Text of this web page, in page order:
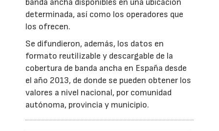
banda ancha disponibles en una ubicación
determinada, así como los operadores que
los ofrecen.
Se difundieron, además, los datos en
formato reutilizable y descargable de la
cobertura de banda ancha en España desde
el año 2013, de donde se pueden obtener los
valores a nivel nacional, por comunidad
autónoma, provincia y municipio.